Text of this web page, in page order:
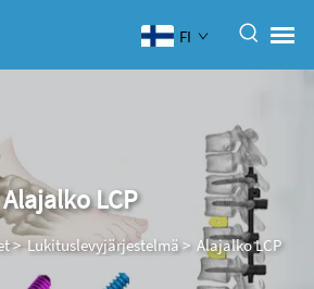
FI
Alajalko LCP
>Lukituslevyjärjestelmä> Alajalko LCP